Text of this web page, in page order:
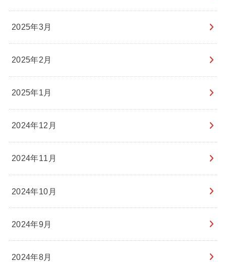
2025年3月
2025年2月
2025年1月
2024年12月
2024年11月
2024年10月
2024年9月
2024年8月